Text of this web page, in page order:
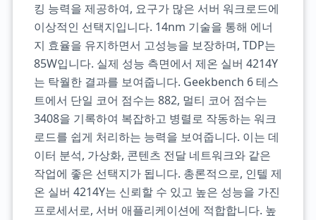
킹 능력을 제공하여, 요구가 많은 서버 워크로드에
이상적인 선택지입니다. 14nm 기술을 통해 에너
지 효율을 유지하면서 고성능을 보장하며, TDP는
85W입니다. 실제 성능 측면에서 제온 실버 4214Y
는 탁월한 결과를 보여줍니다. Geekbench 6 테스
트에서 단일 코어 점수는 882, 멀티 코어 점수는
3408을 기록하여 복잡하고 병렬로 작동하는 워크
로드를 쉽게 처리하는 능력을 보여줍니다. 이는 데
이터 분석, 가상화, 콘텐츠 전달 네트워크와 같은
작업에 좋은 선택지가 됩니다. 총론적으로, 인텔 제
온 실버 4214Y는 신뢰할 수 있고 높은 성능을 가진
프로세서로, 서버 애플리케이션에 적합합니다. 높